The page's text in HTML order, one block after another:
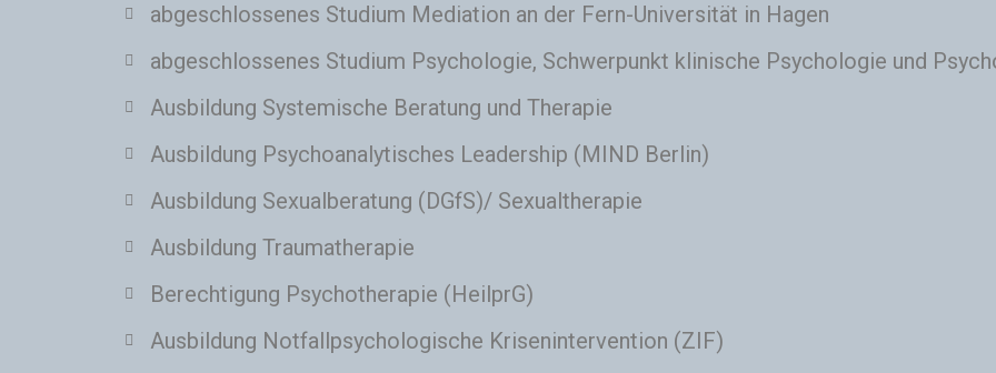
abgeschlossenes Studium Mediation an der Fern-Universität in Hagen
abgeschlossenes Studium Psychologie, Schwerpunkt klinische Psychologie und
Ausbildung Systemische Beratung und Therapie
Ausbildung Psychoanalytisches Leadership (MIND Berlin)
Ausbildung Sexualberatung (DGfS)/ Sexualtherapie
Ausbildung Traumatherapie
Berechtigung Psychotherapie (HeilprG)
Ausbildung Notfallpsychologische Krisenintervention (ZIF)